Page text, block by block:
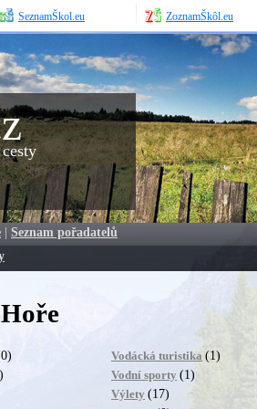
SeznamŠkol.eu ZoznamŠkôl.eu
| Seznam pořadatelů
Vodácká turistika (1)
Vodní sporty (1)
Výlety (17)